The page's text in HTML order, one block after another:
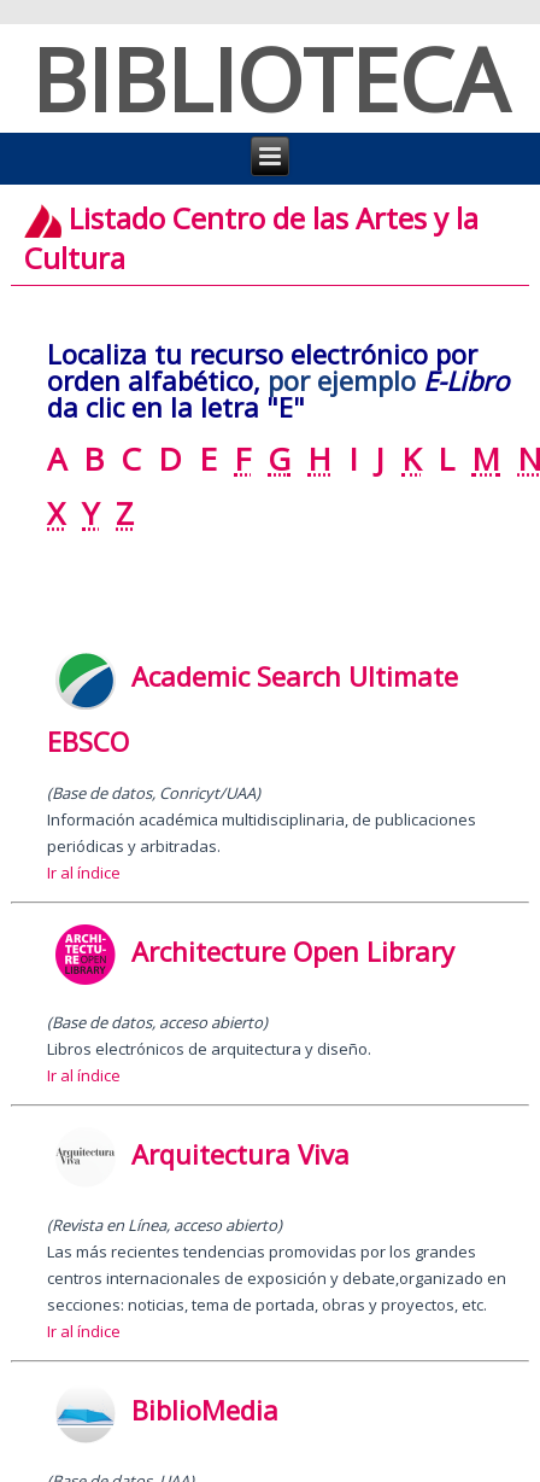
BIBLIOTECA
Listado Centro de las Artes y la
Cultura
Localiza tu recurso electrónico por
orden alfabético, por ejemplo E-Libro
da clic en la letra "E"
A B C D E F G H I J K L M
X Y Z
Academic Search Ultimate
EBSCO
(Base de datos, Conricyt/UAA)
Información académica multidisciplinaria, de publicaciones
periódicas y arbitradas.
Ir al índice
Architecture Open Library
(Base de datos, acceso abierto)
Libros electrónicos de arquitectura y diseño.
Ir al índice
Arquitectura Viva
(Revista en Línea, acceso abierto)
Las más recientes tendencias promovidas por los grandes
centros internacionales de exposición y debate,organizado en
secciones: noticias, tema de portada, obras y proyectos, etc.
Ir al índice
BiblioMedia